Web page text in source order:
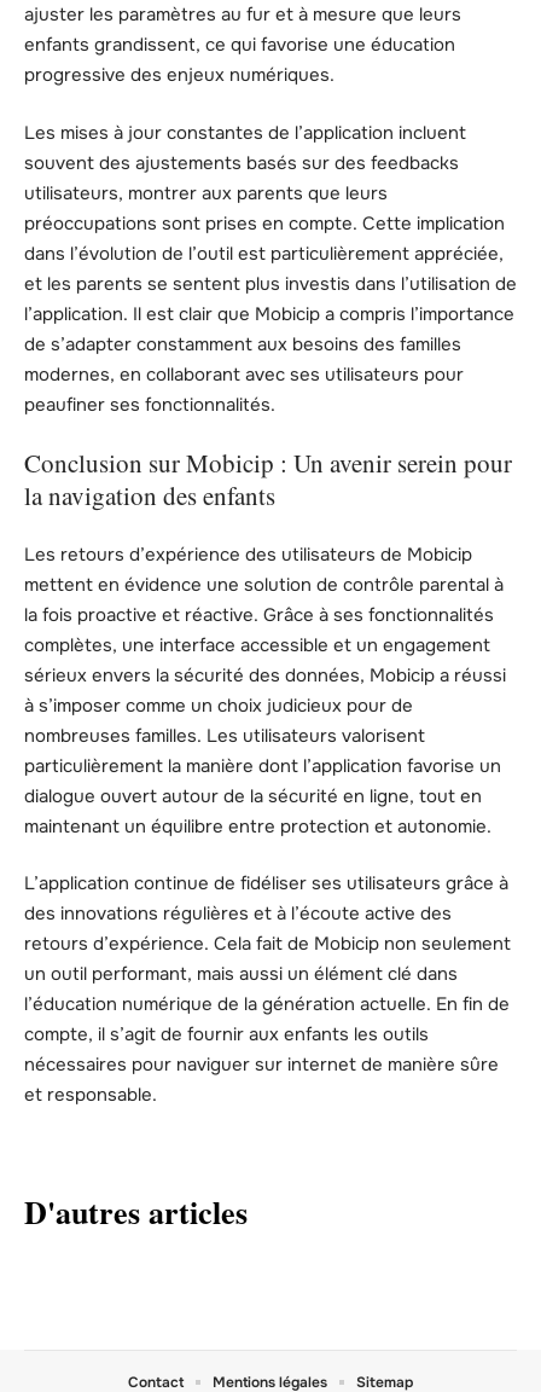
ajuster les paramètres au fur et à mesure que leurs
enfants grandissent, ce qui favorise une éducation
progressive des enjeux numériques.
Les mises à jour constantes de l’application incluent
souvent des ajustements basés sur des feedbacks
utilisateurs, montrer aux parents que leurs
préoccupations sont prises en compte. Cette implication
dans l’évolution de l’outil est particulièrement appréciée,
et les parents se sentent plus investis dans l’utilisation de
l’application. Il est clair que Mobicip a compris l’importance
de s’adapter constamment aux besoins des familles
modernes, en collaborant avec ses utilisateurs pour
peaufiner ses fonctionnalités.
Conclusion sur Mobicip : Un avenir serein pour
la navigation des enfants
Les retours d’expérience des utilisateurs de Mobicip
mettent en évidence une solution de contrôle parental à
la fois proactive et réactive. Grâce à ses fonctionnalités
complètes, une interface accessible et un engagement
sérieux envers la sécurité des données, Mobicip a réussi
à s’imposer comme un choix judicieux pour de
nombreuses familles. Les utilisateurs valorisent
particulièrement la manière dont l’application favorise un
dialogue ouvert autour de la sécurité en ligne, tout en
maintenant un équilibre entre protection et autonomie.
L’application continue de fidéliser ses utilisateurs grâce à
des innovations régulières et à l’écoute active des
retours d’expérience. Cela fait de Mobicip non seulement
un outil performant, mais aussi un élément clé dans
l’éducation numérique de la génération actuelle. En fin de
compte, il s’agit de fournir aux enfants les outils
nécessaires pour naviguer sur internet de manière sûre
et responsable.
D'autres articles
Contact Mentions légales Sitemap